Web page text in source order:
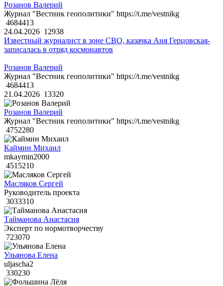
Розанов Валерий
Журнал "Вестник геополитики" https://t.me/vestnikg
4684413
24.04.2026 12938
Известный журналист в зоне СВО, казачка Аня Герцовская-
записалась в отряд космонавтов
Розанов Валерий
Журнал "Вестник геополитики" https://t.me/vestnikg
4684413
21.04.2026 13320
Розанов Валерий
Журнал "Вестник геополитики" https://t.me/vestnikg
4752280
Каймин Михаил
mkaymin2000
4515210
Масляков Сергей
Руководитель проекта
3033310
Тайманова Анастасия
Эксперт по нормотворчеству
723070
Ульянова Елена
uljascha2
330230